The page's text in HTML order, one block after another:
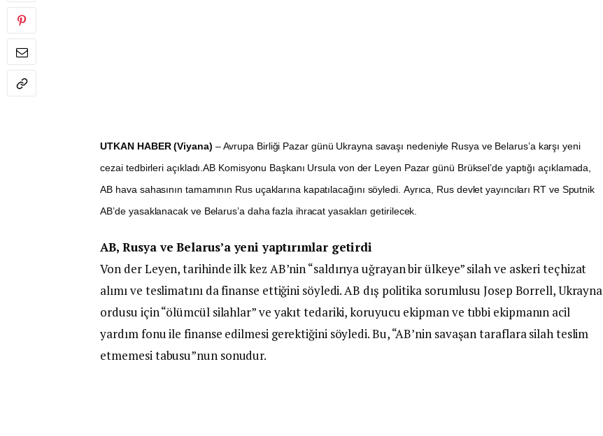
UTKAN HABER (Viyana) – Avrupa Birliği Pazar günü Ukrayna savaşı nedeniyle Rusya ve Belarus’a karşı yeni
cezai tedbirleri açıkladı.AB Komisyonu Başkanı Ursula von der Leyen Pazar günü Brüksel’de yaptığı açıklamada,
AB hava sahasının tamamının Rus uçaklarına kapatılacağını söyledi. Ayrıca, Rus devlet yayıncıları RT ve Sputnik
AB’de yasaklanacak ve Belarus’a daha fazla ihracat yasakları getirilecek.
AB, Rusya ve Belarus’a yeni yaptırımlar getirdi
Von der Leyen, tarihinde ilk kez AB’nin “saldırıya uğrayan bir ülkeye” silah ve askeri teçhizat
alımı ve teslimatını da finanse ettiğini söyledi. AB dış politika sorumlusu Josep Borrell, Ukrayna
ordusu için “ölümcül silahlar” ve yakıt tedariki, koruyucu ekipman ve tıbbi ekipmanın acil
yardım fonu ile finanse edilmesi gerektiğini söyledi. Bu, “AB’nin savaşan taraflara silah teslim
etmemesi tabusu”nun sonudur.